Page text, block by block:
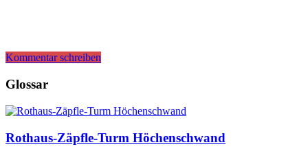
Kommentar schreiben
Glossar
Rothaus-Zäpfle-Turm Höchenschwand